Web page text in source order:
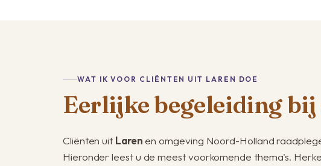
WAT IK VOOR CLIËNTEN UIT LAREN DOE
Eerlijke begeleiding bij
Cliënten uit Larenen omgeving Noord-Holland
Hieronder leest u de meest voorkomende thema's.